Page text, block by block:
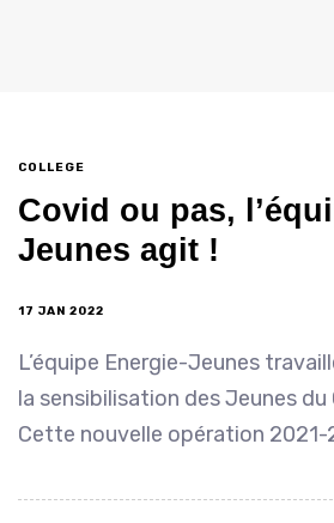
COLLEGE
Covid ou pas,
Jeunes agit !
17 JAN 2022
L’équipe Energie-Jeunes
la sensibilisation des Jeunes du
Cette nouvelle opération